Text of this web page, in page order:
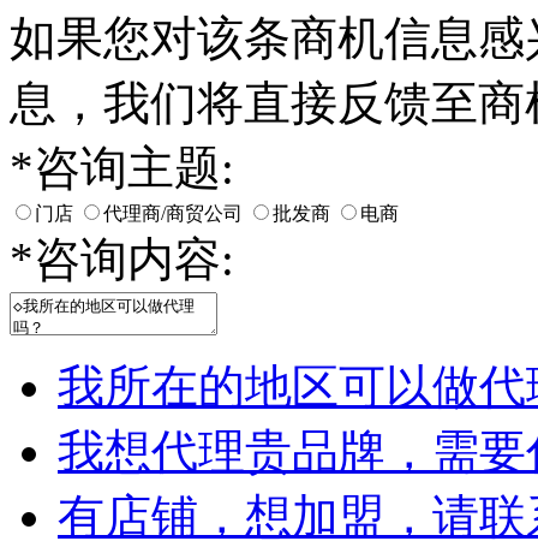
如果您对该条商机信息
息，我们将直接反馈至
*咨询主题:
门店 代理商/商贸公司 批发商 电商
*咨询内容:
我所在的地区可以做
我想代理贵品牌，需
有店铺，想加盟，请